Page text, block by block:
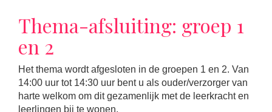
Thema-afsluiting: groep 1
en 2
Het thema wordt afgesloten in de groepen 1 en 2. Van
14:00 uur tot 14:30 uur bent u als ouder/verzorger van
harte welkom om dit gezamenlijk met de leerkracht en
leerlingen bij te wonen.